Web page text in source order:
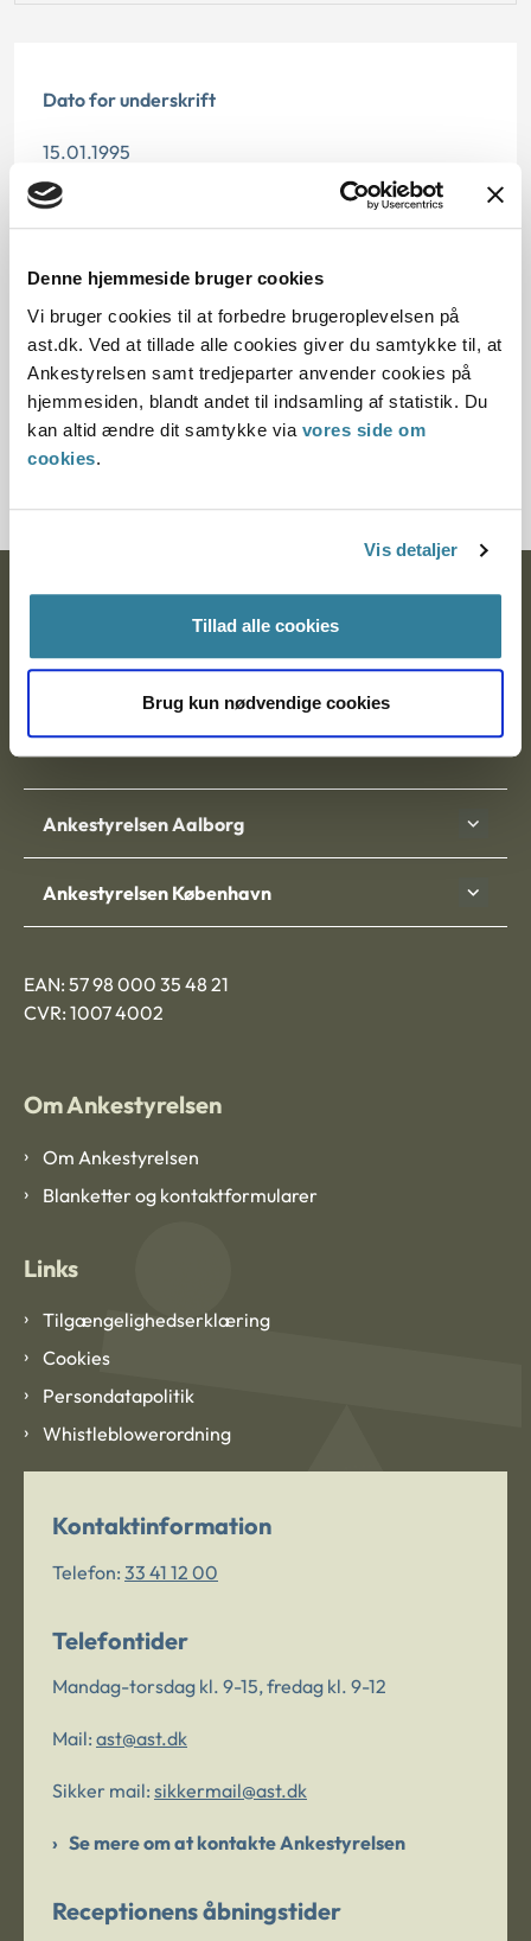
Denne hjemmeside bruger cookies
Vi bruger cookies til at forbedre brugeroplevelsen på
ast.dk. Ved at tillade alle cookies giver du samtykke til, at
Ankestyrelsen samt tredjeparter anvender cookies på
hjemmesiden, blandt andet til indsamling af statistik. Du
kan altid ændre dit samtykke via vores side om
cookies.
Vis detaljer
Tillad alle cookies
Brug kun nødvendige cookies
Dato for underskrift
15.01.1995
Offentliggørelsesdato
Paragraf
§ 37 § 14 § 43 § 15
Journalnummer
60407-94
Ankestyrelsen
Postadresse:
Nytorv 7, 2. sal
9000 Aalborg
Ankestyrelsen Aalborg
Ankestyrelsen København
EAN: 57 98 000 35 48 21
CVR: 1007 4002
Om Ankestyrelsen
Om Ankestyrelsen
Blanketter og kontaktformularer
Links
Tilgængelighedserklæring
Cookies
Persondatapolitik
Whistleblowerordning
Kontaktinformation
Telefon: 33 41 12 00
Telefontider
Mandag-torsdag kl. 9-15, fredag kl. 9-12
Mail: ast@ast.dk
Sikker mail: sikkermail@ast.dk
Se mere om at kontakte Ankestyrelsen
Receptionens åbningstider